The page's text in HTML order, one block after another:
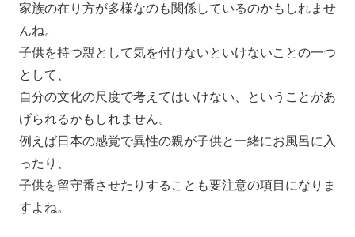
家族の在り方が多様なのも関係しているのかもしれませ
んね。
子供を持つ親として気を付けないといけないことの一つ
として、
自分の文化の尺度で考えてはいけない、ということがあ
げられるかもしれません。
例えば日本の感覚で異性の親が子供と一緒にお風呂に入
ったり、
子供を留守番させたりすることも要注意の項目になりま
すよね。